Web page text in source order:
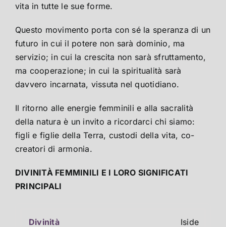
vita in tutte le sue forme.
Questo movimento porta con sé la speranza di un
futuro in cui il potere non sarà dominio, ma
servizio; in cui la crescita non sarà sfruttamento,
ma cooperazione; in cui la spiritualità sarà
davvero incarnata, vissuta nel quotidiano.
Il ritorno alle energie femminili e alla sacralità
della natura è un invito a ricordarci chi siamo:
figli e figlie della Terra, custodi della vita, co-
creatori di armonia.
DIVINITÀ FEMMINILI E I LORO SIGNIFICATI
PRINCIPALI
Iside